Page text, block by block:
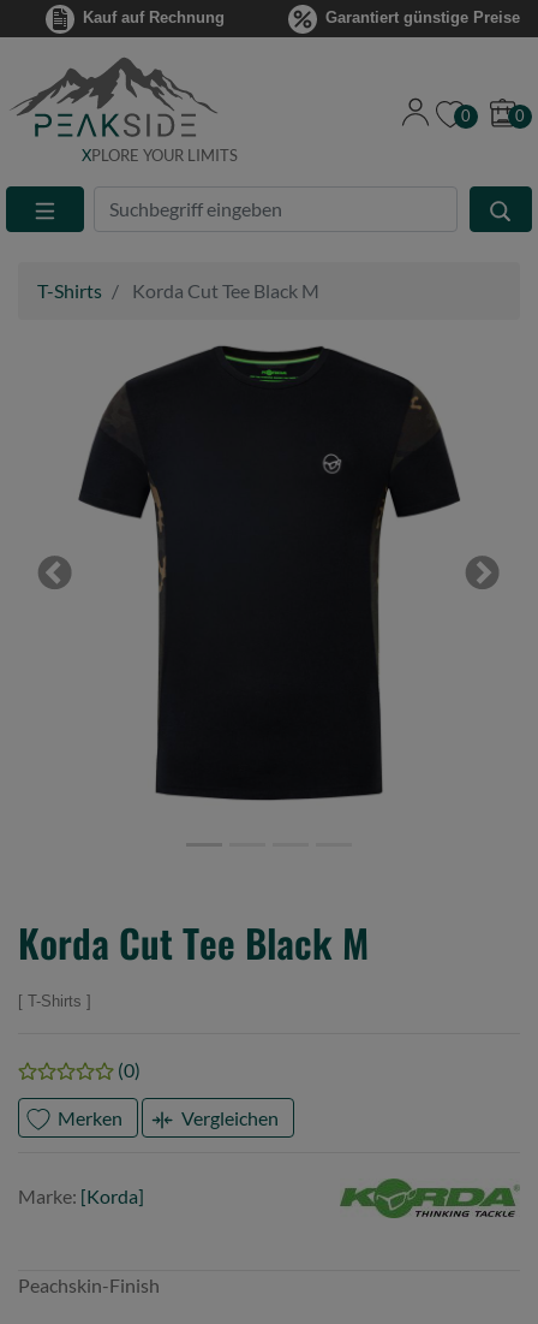
Kauf auf Rechnung Garantiert günstige Preise
XPLORE YOUR LIMITS
Suche
Eingabefeld
0 0
T-Shirts Korda Cut Tee Black M
Previous Next
Korda Cut Tee Black M
T-Shirts
(0)
Merken Vergleichen
Marke: [Korda]
Korda
Peachskin-Finish